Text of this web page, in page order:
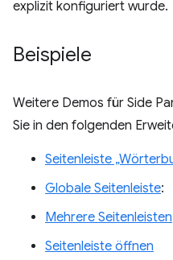
explizit konfiguriert wurde.
Beispiele
Weitere Demos für Side
Sie in den folgenden
Seitenleiste
Globale Seitenleiste:
Mehrere Seitenleisten
Seitenleiste öffnen